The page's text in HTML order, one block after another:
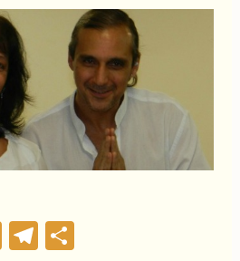
WhatsApp
Telegram